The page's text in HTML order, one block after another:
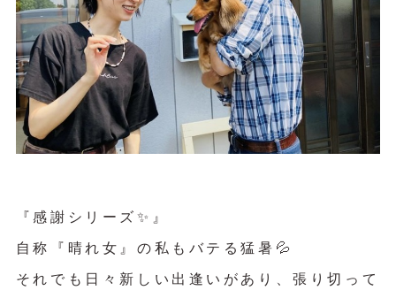
『感謝シリーズ✨』
自称『晴れ女』の私もバテる猛暑💦
それでも日々新しい出逢いがあり、張り切って